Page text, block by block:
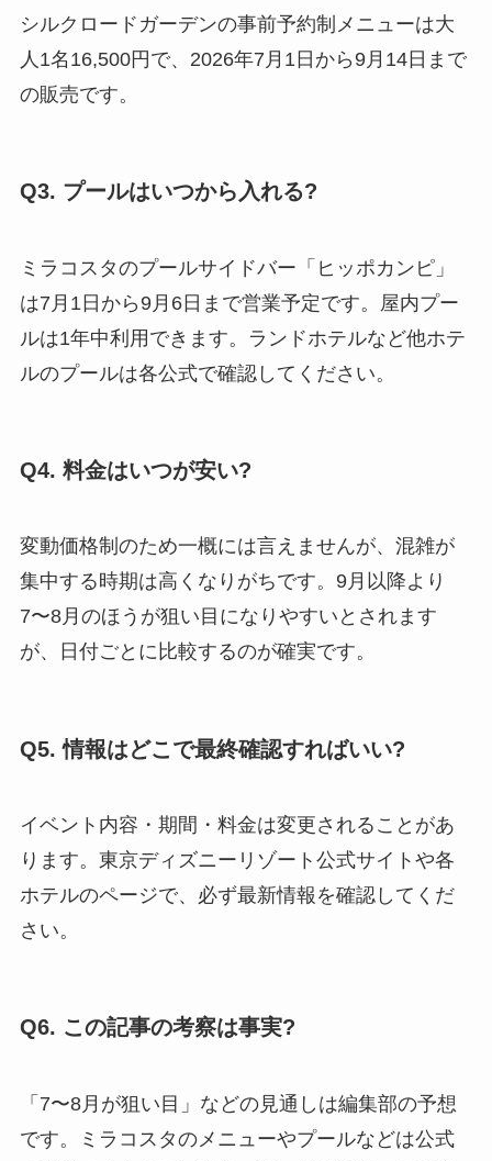
シルクロードガーデンの事前予約制メニューは大
人1名16,500円で、2026年7月1日から9月14日まで
の販売です。
Q3. プールはいつから入れる?
ミラコスタのプールサイドバー「ヒッポカンピ」
は7月1日から9月6日まで営業予定です。屋内プー
ルは1年中利用できます。ランドホテルなど他ホテ
ルのプールは各公式で確認してください。
Q4. 料金はいつが安い?
変動価格制のため一概には言えませんが、混雑が
集中する時期は高くなりがちです。9月以降より
7〜8月のほうが狙い目になりやすいとされます
が、日付ごとに比較するのが確実です。
Q5. 情報はどこで最終確認すればいい?
イベント内容・期間・料金は変更されることがあ
ります。東京ディズニーリゾート公式サイトや各
ホテルのページで、必ず最新情報を確認してくだ
さい。
Q6. この記事の考察は事実?
「7〜8月が狙い目」などの見通しは編集部の予想
です。ミラコスタのメニューやプールなどは公式